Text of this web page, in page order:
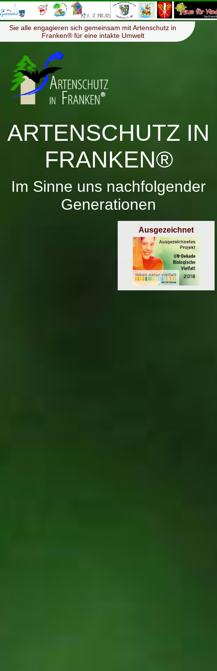
Menü ≡
Sie alle engagieren sich gemeinsam mit Artenschutz in
Franken® für eine intakte Umwelt
ARTENSCHUTZ IN
FRANKEN®
Im Sinne uns nachfolgender
Generationen
Ausgezeichnet